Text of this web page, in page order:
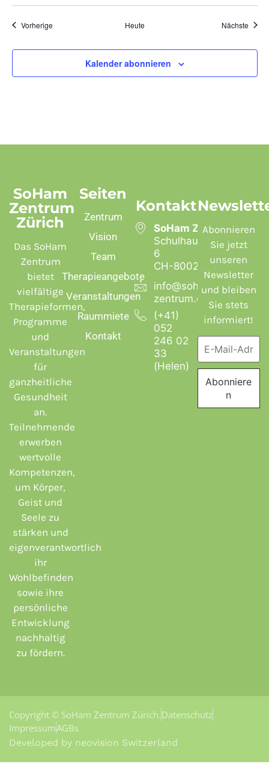
VorherigeVeranstaltungen Heute Nächste
Kalender abonnieren
SoHam
Zentrum
Zürich
Das SoHam
Zentrum
bietet
vielfältige
Therapieformen,
Programme
und
Veranstaltungen
für
ganzheitliche
Gesundheit
an.
Teilnehmende
erwerben
wertvolle
Kompetenzen,
um Körper,
Geist und
Seele zu
stärken und
eigenverantwortlich
ihr
Wohlbefinden
sowie ihre
persönliche
Entwicklung
nachhaltig
zu fördern.
Seiten
Zentrum
Vision
Team
Therapieangebote
Veranstaltungen
Raummiete
Kontakt
Kontakt
SoHam Zentrum
Schulhausstrasse
6
CH-8002 Zürich
info@soham-
zentrum.ch
(+41)
052
246 02
33
(Helen)
Abonnieren
Sie jetzt
unseren
Newsletter
und bleiben
Sie stets
informiert!
Copyright © SoHam Zentrum Zürich.Datenschutz
ImpressumAGBs
Developed by neovision Switzerland